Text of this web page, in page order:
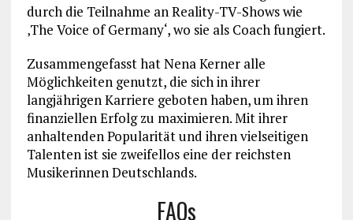
durch die Teilnahme an Reality-TV-Shows wie
‚The Voice of Germany‘, wo sie als Coach fungiert.
Zusammengefasst hat Nena Kerner alle
Möglichkeiten genutzt, die sich in ihrer
langjährigen Karriere geboten haben, um ihren
finanziellen Erfolg zu maximieren. Mit ihrer
anhaltenden Popularität und ihren vielseitigen
Talenten ist sie zweifellos eine der reichsten
Musikerinnen Deutschlands.
FAQs